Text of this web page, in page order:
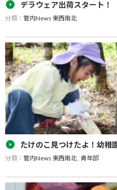
デラウェア出荷スタート！
分類： 管内News 東西南北
ＪＡみなみ筑後山川ぶどう集荷場
産量を誇る「デラウェア」の加温
初日は同ＪＡ山川ぶどう部会部会
（１ケース：２５０ｇ×４…
たけのこ見つけたよ！幼稚
分類： 管内News 東西南北, 青年部
ＪＡみなみ筑後大牟田支部青年部
区の工業団地テクノパーク内竹